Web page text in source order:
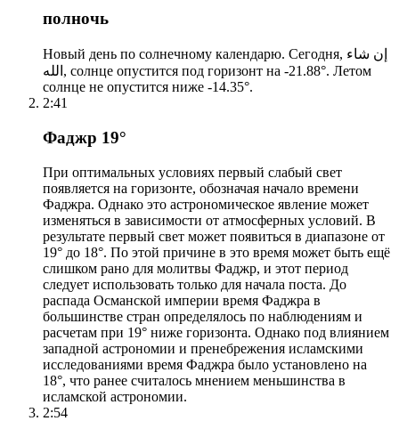
полночь
Новый день по солнечному календарю. Сегодня, إن شاء
الله, солнце опустится под горизонт на -21.88°. Летом
солнце не опустится ниже -14.35°.
2:41
Фаджр 19°
При оптимальных условиях первый слабый свет
появляется на горизонте, обозначая начало времени
Фаджра. Однако это астрономическое явление может
изменяться в зависимости от атмосферных условий. В
результате первый свет может появиться в диапазоне от
19° до 18°. По этой причине в это время может быть ещё
слишком рано для молитвы Фаджр, и этот период
следует использовать только для начала поста. До
распада Османской империи время Фаджра в
большинстве стран определялось по наблюдениям и
расчетам при 19° ниже горизонта. Однако под влиянием
западной астрономии и пренебрежения исламскими
исследованиями время Фаджра было установлено на
18°, что ранее считалось мнением меньшинства в
исламской астрономии.
2:54